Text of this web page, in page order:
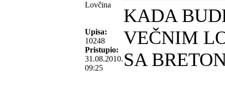
Lovčina
Upisa:
10248
Pristupio:
31.08.2010.
09:25
KADA
VEČNIM
SA